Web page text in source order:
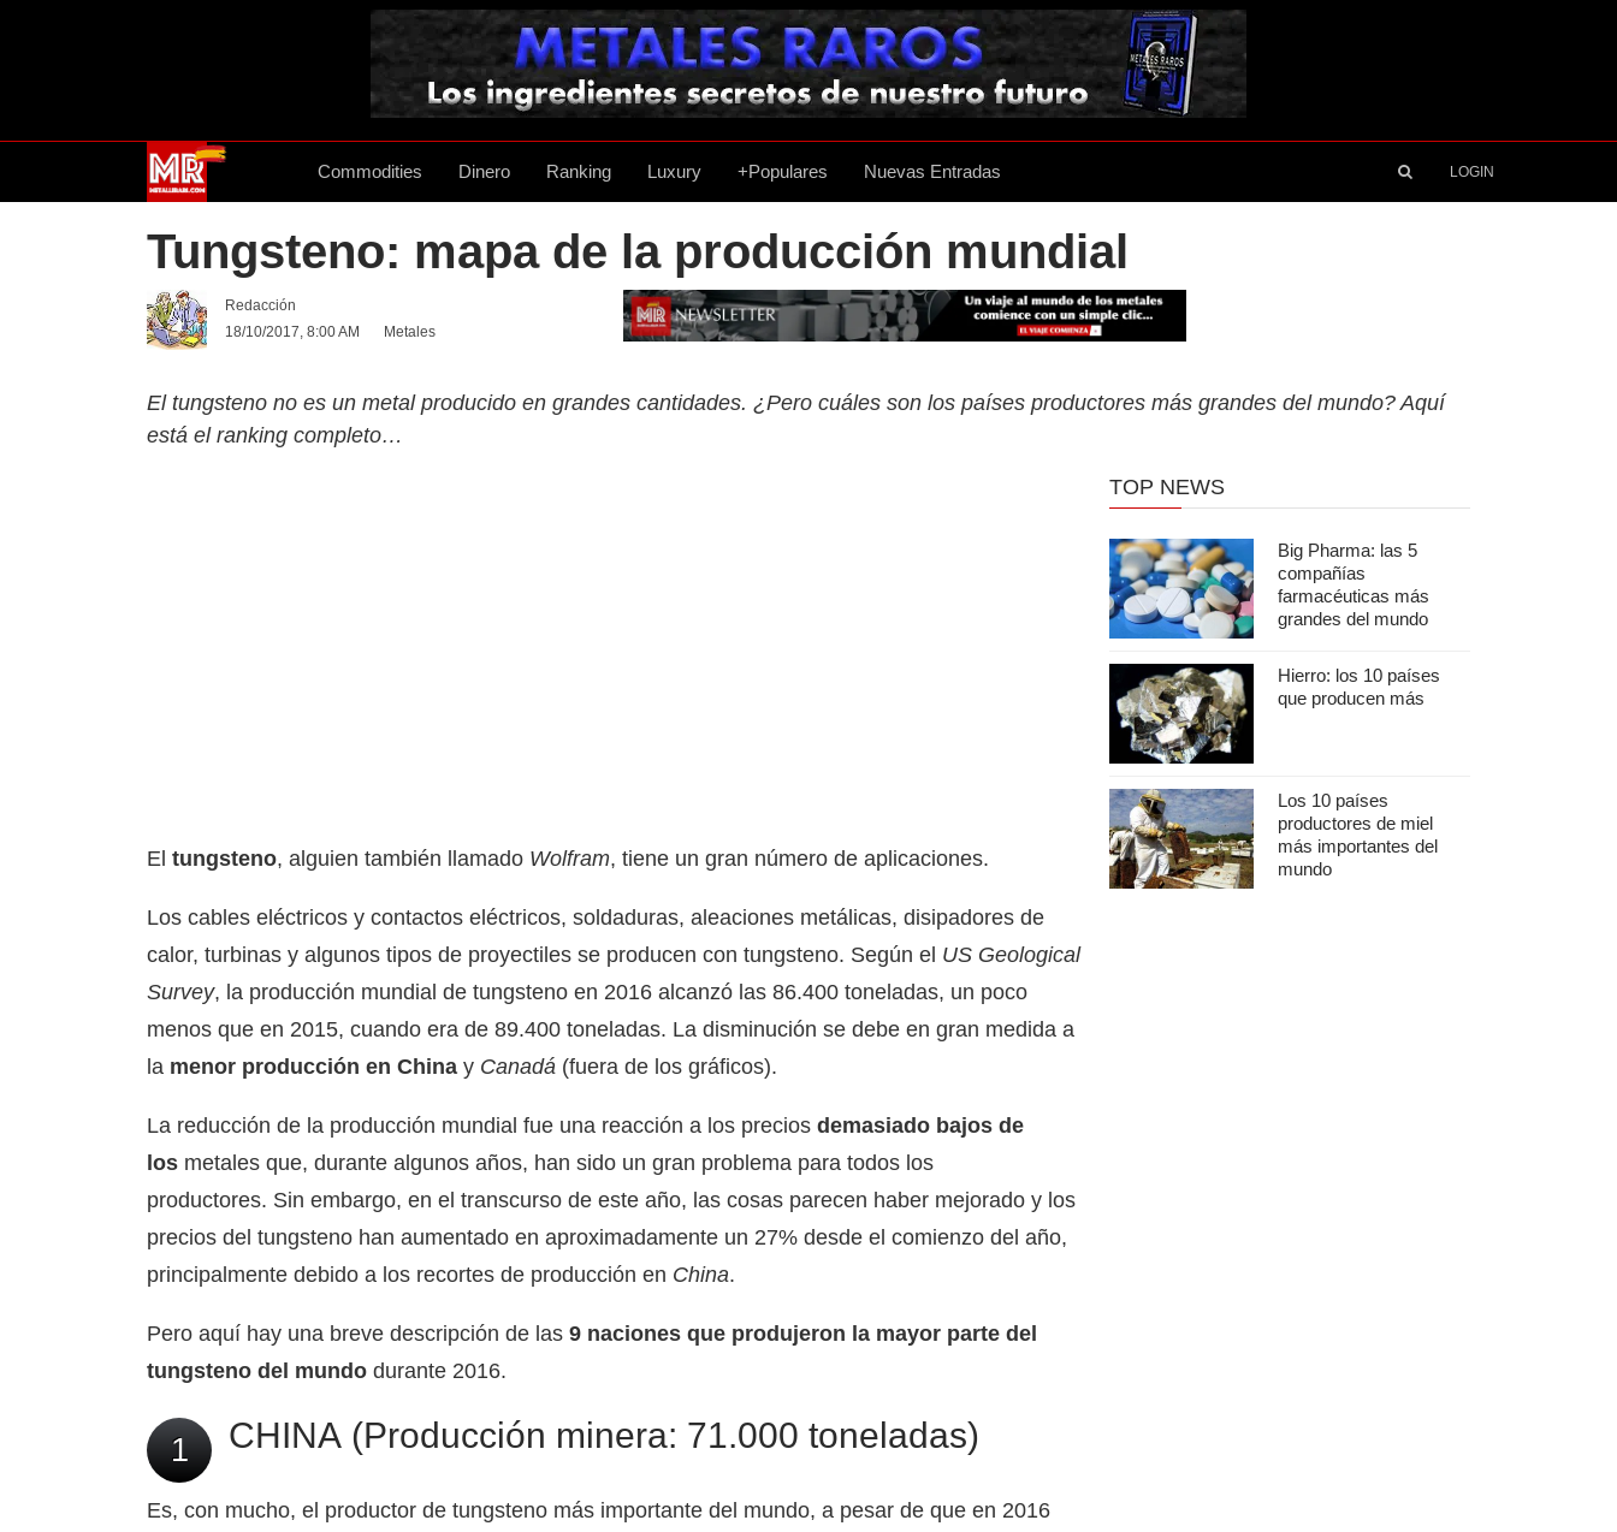
Commodities Dinero Ranking Luxury +Populares Nuevas Entradas LOGIN
Tungsteno: mapa de la producción mundial
Redacción
18/10/2017, 8:00 AM
Metales
El tungsteno no es un metal producido en grandes cantidades. ¿Pero cuáles son los países productores más grandes del mundo? Aquí
está el ranking completo…
El tungsteno, alguien también llamado Wolfram, tiene un gran número de aplicaciones.
Los cables eléctricos y contactos eléctricos, soldaduras, aleaciones metálicas, disipadores de
calor, turbinas y algunos tipos de proyectiles se producen con tungsteno. Según el US Geological
Survey, la producción mundial de tungsteno en 2016 alcanzó las 86.400 toneladas, un poco
menos que en 2015, cuando era de 89.400 toneladas. La disminución se debe en gran medida a
la menor producción en China y Canadá (fuera de los gráficos).
La reducción de la producción mundial fue una reacción a los precios demasiado bajos de
los metales que, durante algunos años, han sido un gran problema para todos los
productores. Sin embargo, en el transcurso de este año, las cosas parecen haber mejorado y los
precios del tungsteno han aumentado en aproximadamente un 27% desde el comienzo del año,
principalmente debido a los recortes de producción en China.
Pero aquí hay una breve descripción de las 9 naciones que produjeron la mayor parte del
tungsteno del mundo durante 2016.
1 CHINA (Producción minera: 71.000 toneladas)
Es, con mucho, el productor de tungsteno más importante del mundo, a pesar de que en 2016
TOP NEWS
Big Pharma: las 5
compañías
farmacéuticas más
grandes del mundo
Hierro: los 10 países
que producen más
Los 10 países
productores de miel
más importantes del
mundo